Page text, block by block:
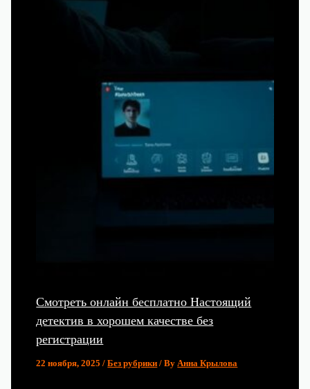
Смотреть онлайн бесплатно Настоящий
детектив в хорошем качестве без
регистрации
22 ноября, 2025/Без рубрики / ByАнна Крылова